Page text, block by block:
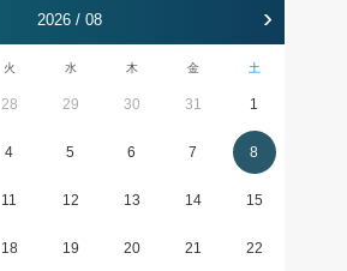
2026 / 08 ›
火 水 木 金 土
28 29 30 31 1
4 5 6 7 8
11 12 13 14 15
18 19 20 21 22